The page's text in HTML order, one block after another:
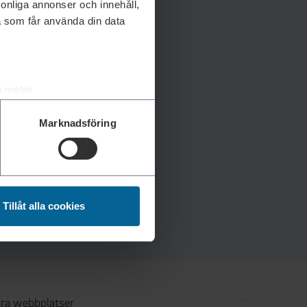
annonser och innehåll,
får använda din data
. Du kan ändra
funktioner för
information från din enhet
kombinera informationen
tjänster.
Marknadsföring
Tillåt alla cookies
webbplatser